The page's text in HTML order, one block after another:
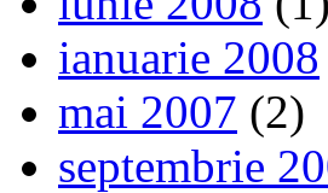
ianuarie 2008
mai 2007 (2)
septembrie